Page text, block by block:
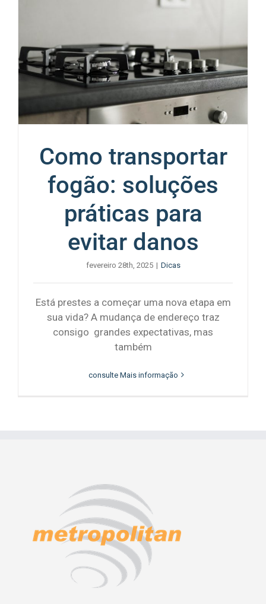
Como transportar
fogão: soluções
práticas para
evitar danos
fevereiro 28th, 2025 | Dicas
Está prestes a começar uma nova etapa em
sua vida? A mudança de endereço traz
consigo grandes expectativas, mas
também
consulte Mais informação